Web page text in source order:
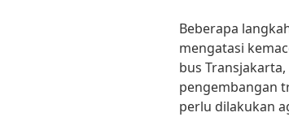
Beberapa
mengatasi
bus
pengembangan
perlu dilakukan